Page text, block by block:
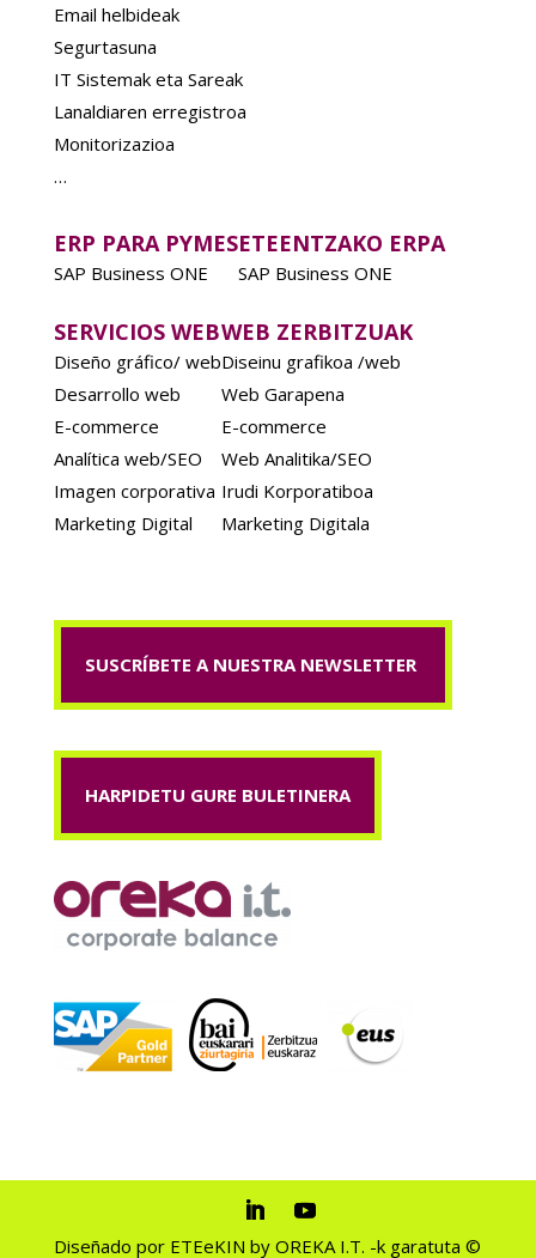
Email helbideak
Segurtasuna
IT Sistemak eta Sareak
Lanaldiaren erregistroa
Monitorizazioa
…
ERP PARA PYMES
SAP Business ONE
ETEENTZAKO ERPA
SAP Business ONE
SERVICIOS WEB
Diseño gráfico/ web
Desarrollo web
E-commerce
Analítica web/SEO
Imagen corporativa
Marketing Digital
WEB ZERBITZUAK
Diseinu grafikoa /web
Web Garapena
E-commerce
Web Analitika/SEO
Irudi Korporatiboa
Marketing Digitala
SUSCRÍBETE A NUESTRA NEWSLETTER
HARPIDETU GURE BULETINERA
Diseñado por ETEeKIN by OREKA I.T. -k garatuta ©